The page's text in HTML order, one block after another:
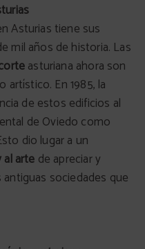
Asturias tiene sus
mil años de historia. Las
asturiana ahora son
artístico. En 1985, la
de estos edificios al
de Oviedo como
dio lugar a un
arte de apreciar y
sociedades que